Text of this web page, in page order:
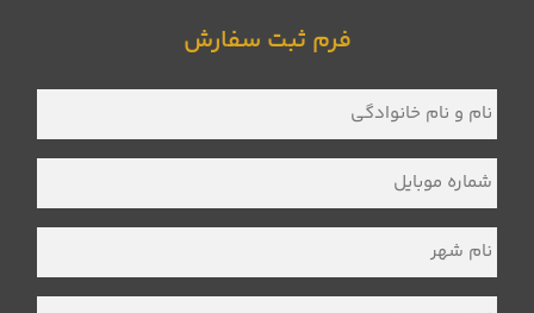
فرم ثبت سفارش
نام
و
نام
خانوادگی
*
شماره
موبایل *
نام
شهر *
کالای